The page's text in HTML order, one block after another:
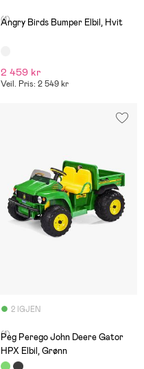
(1)
Angry Birds Bumper Elbil, Hvit
2 459 kr
Veil. Pris: 2 549 kr
2 IGJEN
(1)
Peg Perego John Deere Gator
HPX Elbil, Grønn